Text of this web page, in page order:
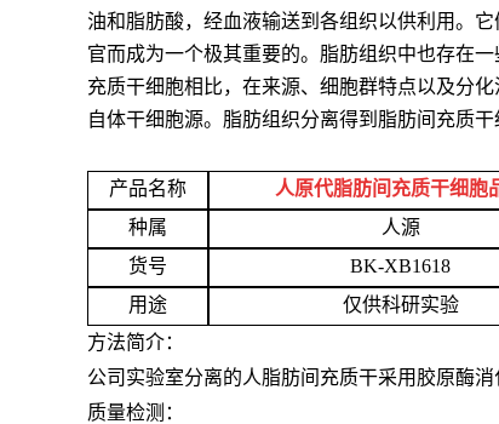
油和脂肪酸，经血液输送到各组织以供利用。
官而成为一个极其重要的。脂肪组织中也存在
充质干细胞相比，在来源、细胞群特点以及分
自体干细胞源。脂肪组织分离得到脂肪间充质
产品名称 人原代脂肪间充质干细胞
种属
人源
货号
BK-XB1618
用途
仅供科研实验
方法简介：
公司实验室分离的人脂肪间充质干采用胶原酶消
质量检测：